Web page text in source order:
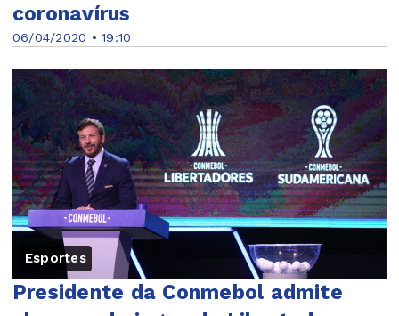
06/04/2020 • 19:10
coronavírus
Esportes
Presidente da Conmebol admite